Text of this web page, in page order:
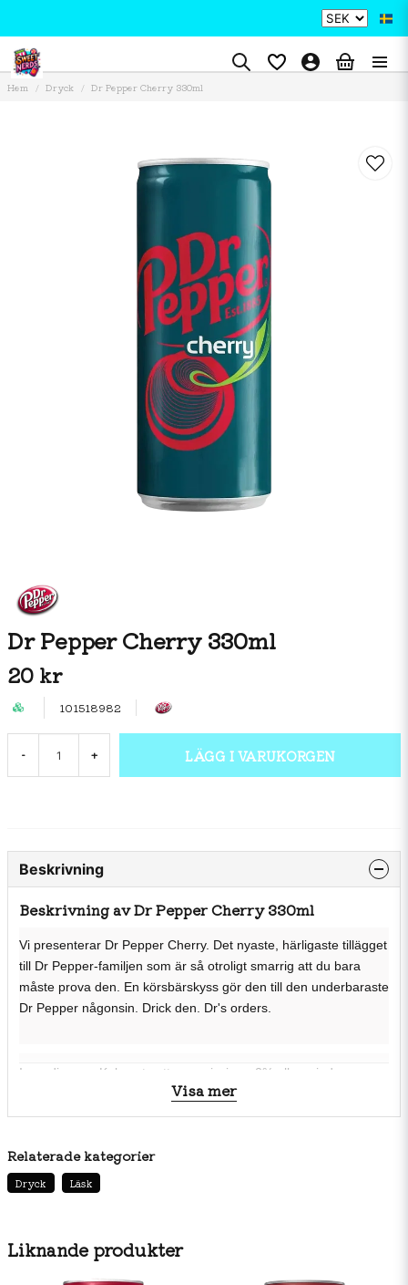
Hem Dryck Dr Pepper Cherry 330ml
Dr Pepper Cherry 330ml
20 kr
101518982
- + LÄGG I VARUKORGEN
Liknande produkter
Beskrivning
Beskrivning av Dr Pepper Cherry 330ml
Vi presenterar Dr Pepper Cherry. Det nyaste, härligaste tillägget
till Dr Pepper-familjen som är så otroligt smarrig att du bara
måste prova den. En körsbärskyss gör den till den underbaraste
Dr Pepper någonsin. Drick den. Dr's orders.
Ingredienser: Kolsyrat vatten, majssirap, 2% eller mindre av:
karamellfärg, naturliga och artificiella smaker,
Näringsinnehåll per 100ml: Energi: 119kJ / 28kcal Fett: 0g varav
mättat fett: 0g Kolhydrater: 6,9g varav sockerarter: 6,8g Protein:
Visa mer
Relaterade kategorier
Dryck Läsk